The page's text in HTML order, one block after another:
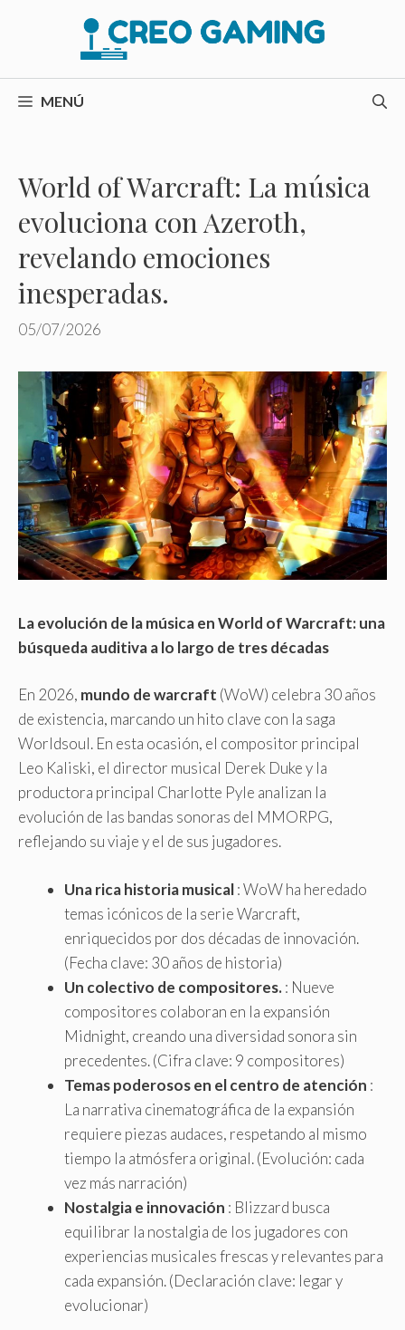
MENÚ
World of Warcraft: La música
evoluciona con Azeroth,
revelando emociones
inesperadas.
05/07/2026
La evolución de la música en World of Warcraft: una
búsqueda auditiva a lo largo de tres décadas
En 2026, mundo de warcraft (WoW) celebra 30 años
de existencia, marcando un hito clave con la saga
Worldsoul. En esta ocasión, el compositor principal
Leo Kaliski, el director musical Derek Duke y la
productora principal Charlotte Pyle analizan la
evolución de las bandas sonoras del MMORPG,
reflejando su viaje y el de sus jugadores.
Una rica historia musical: WoW ha heredado
temas icónicos de la serie Warcraft,
enriquecidos por dos décadas de innovación.
(Fecha clave: 30 años de historia)
Un colectivo de compositores.: Nueve
compositores colaboran en la expansión
Midnight, creando una diversidad sonora sin
precedentes. (Cifra clave: 9 compositores)
Temas poderosos en el centro de atención :
La narrativa cinematográfica de la expansión
requiere piezas audaces, respetando al mismo
tiempo la atmósfera original. (Evolución: cada
vez más narración)
Nostalgia e innovación : Blizzard busca
equilibrar la nostalgia de los jugadores con
experiencias musicales frescas y relevantes para
cada expansión. (Declaración clave: legar y
evolucionar)